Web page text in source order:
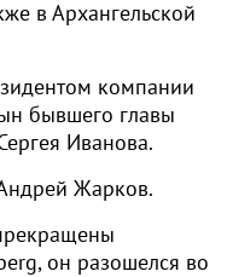
в Архангельской
компании
бывшего главы
Иванова.
Жарков.
он разошелся во